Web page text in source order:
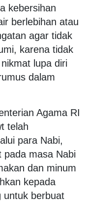
kebersihan
berlebihan atau
agar tidak
karena tidak
lupa diri
dalam
Agama RI
telah
para Nabi,
pada masa Nabi
dan minum
kepada
untuk berbuat